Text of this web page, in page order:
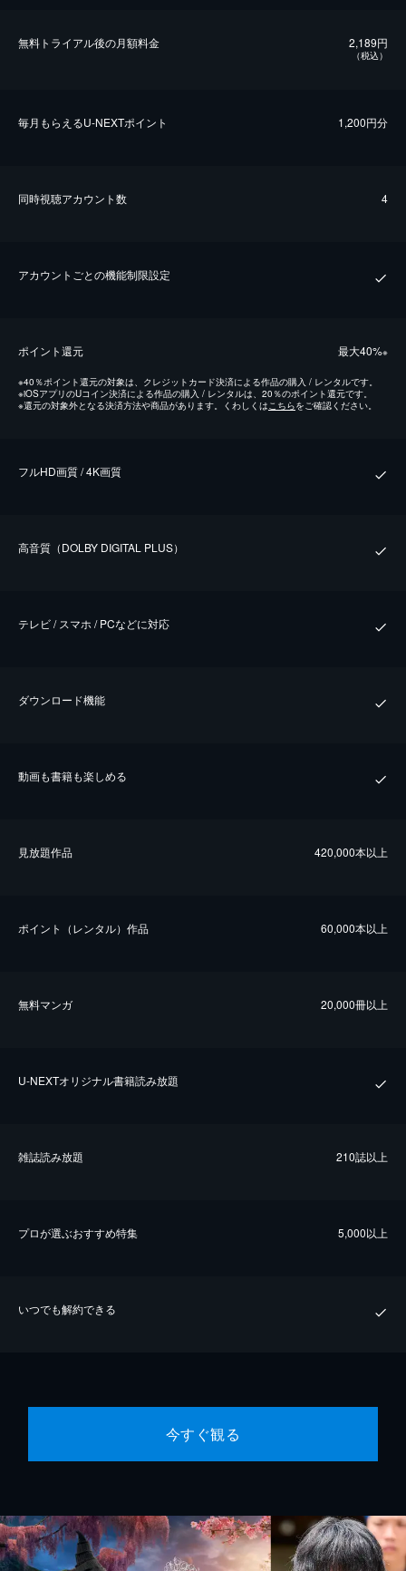
無料トライアル後の⽉額料金 2,189円
（税込）
毎⽉もらえるU-NEXTポイント 1,200円分
同時視聴アカウント数 4
アカウントごとの機能制限設定
ポイント還元 最⼤40%※
※40％ポイント還元の対象は、クレジットカード決済による作品の購入 / レンタルです。
※iOSアプリのUコイン決済による作品の購入 / レンタルは、20％のポイント還元です。
※還元の対象外となる決済方法や商品があります。くわしくはこちらをご確認ください。
フルHD画質 / 4K画質
⾼⾳質（DOLBY DIGITAL PLUS）
テレビ / スマホ / PCなどに対応
ダウンロード機能
動画も書籍も楽しめる
⾒放題作品 420,000本以上
ポイント（レンタル）作品 60,000本以上
無料マンガ 20,000冊以上
U-NEXTオリジナル書籍読み放題
雑誌読み放題 210誌以上
プロが選ぶおすすめ特集 5,000以上
いつでも解約できる
今すぐ観る